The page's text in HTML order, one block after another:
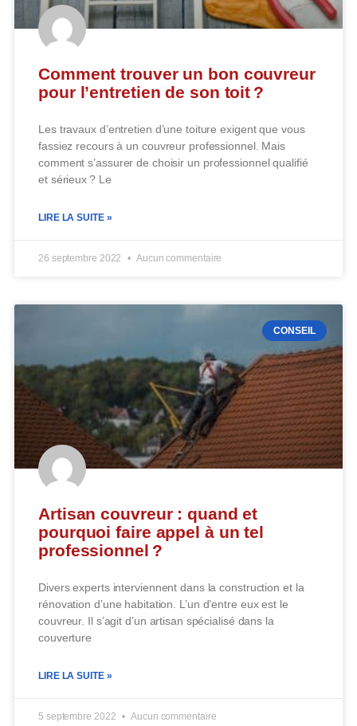
Comment trouver un bon couvreur
pour l’entretien de son toit ?
Les travaux d’entretien d’une toiture exigent que vous
fassiez recours à un couvreur professionnel. Mais
comment s’assurer de choisir un professionnel qualifié
et sérieux ? Le
LIRE LA SUITE »
26 septembre 2022 Aucun commentaire
CONSEIL
Artisan couvreur : quand et
pourquoi faire appel à un tel
professionnel ?
Divers experts interviennent dans la construction et la
rénovation d’une habitation. L’un d’entre eux est le
couvreur. Il s’agit d’un artisan spécialisé dans la
couverture
LIRE LA SUITE »
5 septembre 2022 Aucun commentaire